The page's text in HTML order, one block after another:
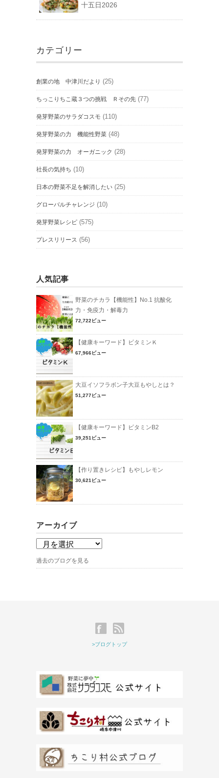
十五日2026
カテゴリー
創業の地 中津川だより (25)
ちっこりちこ蔵３つの挑戦 Ｒその先 (77)
発芽野菜のサラダコスモ (110)
発芽野菜の力 機能性野菜 (48)
発芽野菜の力 オーガニック (28)
社長の気持ち (10)
日本の野菜不足を解消したい (25)
グローバルチャレンジ (10)
発芽野菜レシピ (575)
プレスリリース (56)
人気記事
野菜のチカラ【機能性】No.1 抗酸化
力・免疫力・解毒力
72,722ビュー
【健康キーワード】ビタミンＫ
67,966ビュー
大豆イソフラボン子大豆もやしとは？
51,277ビュー
【健康キーワード】ビタミンB2
39,251ビュー
【作り置きレシピ】もやしレモン
30,621ビュー
アーカイブ
過去のブログを見る
>ブログトップ